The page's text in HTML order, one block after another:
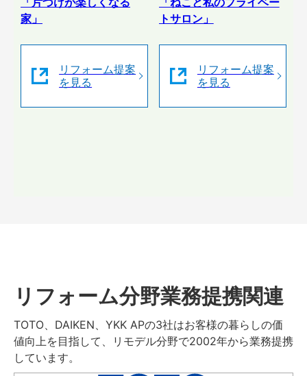
家」
リフォーム提案
を見る
トサロン」
リフォーム提案
を見る
リフォーム分野業務提携関連
TOTO、DAIKEN、YKK APの3社はお客様の暮らしの価
値向上を目指して、リモデル分野で2002年から業務提携
しています。